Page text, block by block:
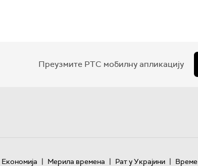
Преузмите РТС мобилну апликацију
Економија | Мерила времена | Рат у Украјини | Време